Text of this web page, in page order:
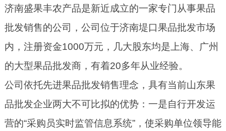
党建工会
果品协会
济南盛果丰农产品是新近成立的一家专门从事果品
批发销售的公司，公司位于济南堤口果品批发市场
内，注册资金1000万元，几大股东均是上海、广州
的大型果品批发商，有着20多年从业经验。
公司依托先进果品批发销售理念，具有当前山东果
品批发企业两大不可比拟的优势：一是自行开发运
营的“采购员实时监管信息系统”，使采购单位领导能